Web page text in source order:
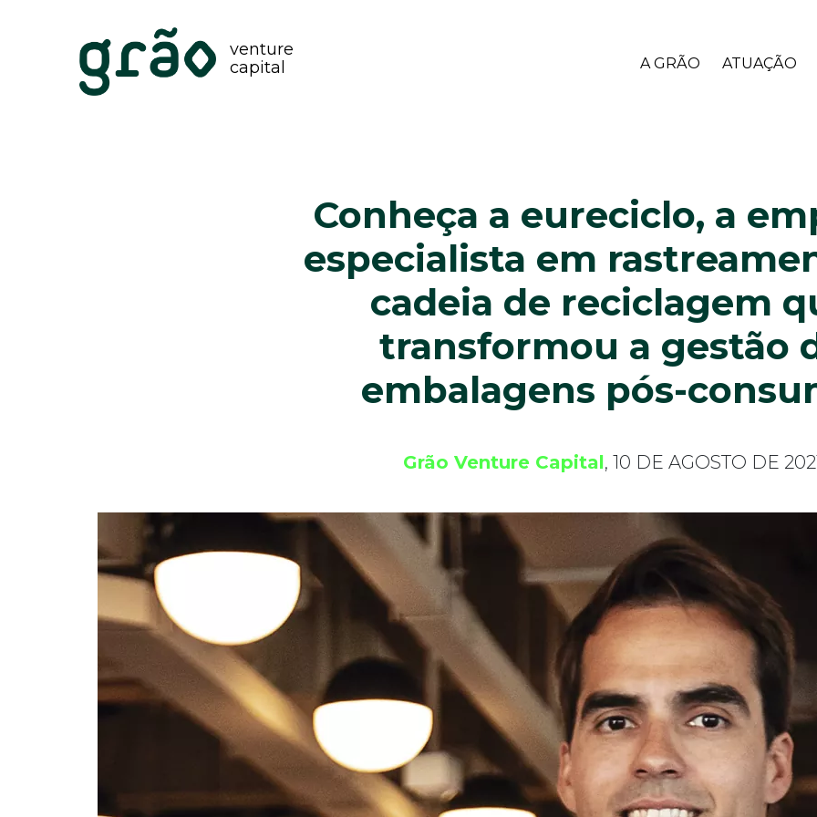
venture
capital
A GRÃO ATUAÇÃO
Conheça a eureciclo, a
especialista em
cadeia de reciclagem
transformou a gestão
embalagens pós-
Grão Venture Capital, 10 DE AGOSTO DE